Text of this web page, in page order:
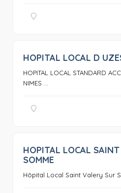
HOPITAL LOCAL D
HOPITAL LOCAL STANDARD
NIMES ...
HOPITAL LOCAL
SOMME
Hôpital Local Saint Valery Sur